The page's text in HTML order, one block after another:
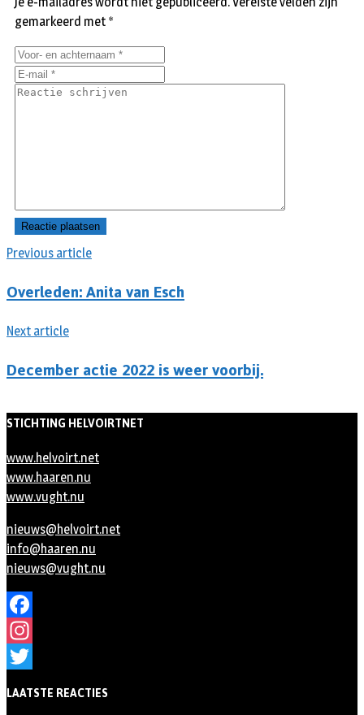
Previous article
Overleden: Anita van Esch
Next article
December actie 2022 is weer voorbij.
gemarkeerd met *
STICHTING HELVOIRTNET
www.helvoirt.net
www.haaren.nu
www.vught.nu
nieuws@helvoirt.net
info@haaren.nu
nieuws@vught.nu
Facebook
Instagram
LAATSTE REACTIES